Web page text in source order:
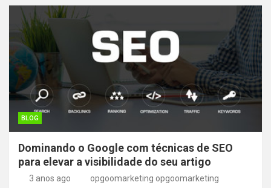
BLOG
Dominando o Google com técnicas de SEO
para elevar a visibilidade do seu artigo
3 anos ago
opgoomarketing opgoomarketing